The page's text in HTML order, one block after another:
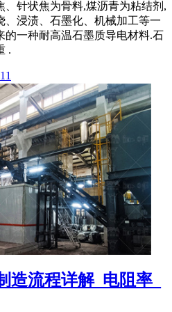
、针状焦为骨料,煤沥青为粘结剂,
、浸渍、石墨化、机械加工等一
的一种耐高温石墨质导电材料.石
.
造流程详解_电阻率_